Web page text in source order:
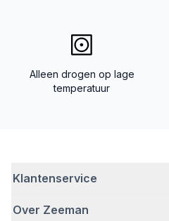
Alleen drogen op lage
temperatuur
Klantenservice
Veelgestelde vragen
Over Zeeman